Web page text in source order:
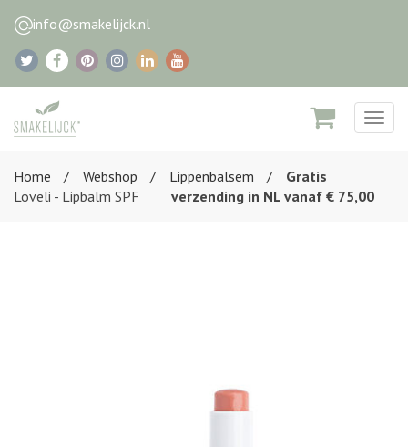
info@smakelijck.nl
Home
Webshop
Lippenbalsem
Loveli - Lipbalm SPF
Gratis
verzending in NL vanaf € 75,00